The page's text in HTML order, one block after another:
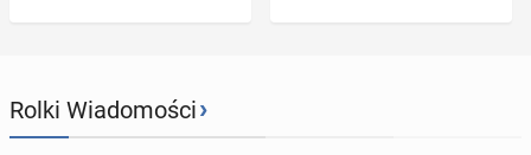
Rolki Wiadomości›